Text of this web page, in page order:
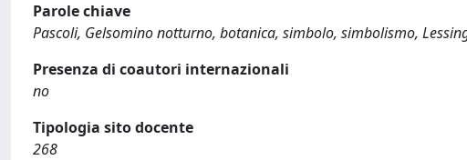
Parole chiave
Pascoli, Gelsomino notturno, botanica, simbolo, simbolismo,
Presenza di coautori internazionali
no
Tipologia sito docente
268